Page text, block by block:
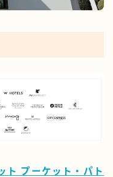
ト プーケット・パト